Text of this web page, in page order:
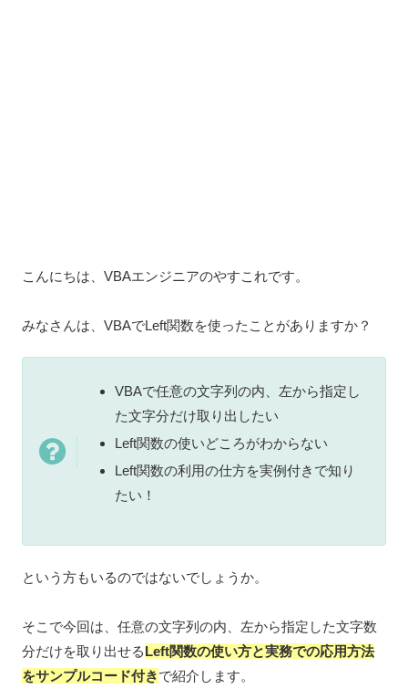
こんにちは、VBAエンジニアのやすこれです。
みなさんは、VBAでLeft関数を使ったことがありますか？
VBAで任意の文字列の内、左から指定し
た文字分だけ取り出したい
Left関数の使いどころがわからない
Left関数の利用の仕方を実例付きで知り
たい！
という方もいるのではないでしょうか。
そこで今回は、任意の文字列の内、左から指定した文字数
分だけを取り出せるLeft関数の使い方と実務での応用方法
をサンプルコード付きで紹介します。